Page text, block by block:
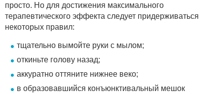
просто. Но для достижения максимального
терапевтического эффекта следует придерживаться
некоторых правил:
тщательно вымойте руки с мылом;
откиньте голову назад;
аккуратно оттяните нижнее веко;
в образовавшийся конъюнктивальный мешок